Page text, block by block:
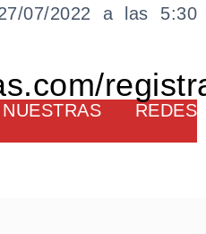
07/2022 a las 5:30
REDES